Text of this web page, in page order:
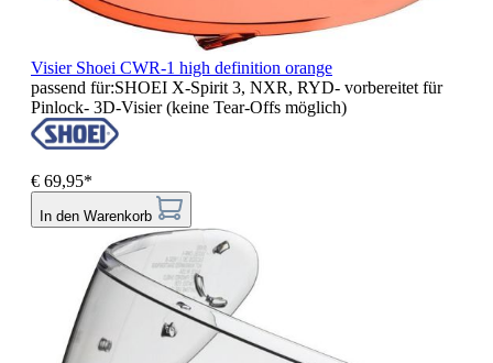
Visier Shoei CWR-1 high definition orange
passend für:SHOEI X-Spirit 3, NXR, RYD- vorbereitet für
Pinlock- 3D-Visier (keine Tear-Offs möglich)
€ 69,95*
In den Warenkorb